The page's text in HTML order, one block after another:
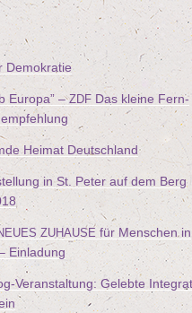
Demokratie
Euro­pa” –ZDFDas klei­ne Fern­
Hei­mat Deutschland
in St. Peter auf dem Berg
ZUHAUSE für Men­schen in
Einladung
Ver­an­stal­tung: Geleb­te